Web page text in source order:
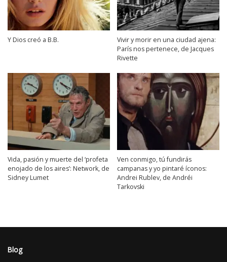
Y Dios creó a B.B.
Vivir y morir en una ciudad ajena:
París nos pertenece, de Jacques
Rivette
Vida, pasión y muerte del ‘profeta
enojado de los aires’: Network, de
Sidney Lumet
Ven conmigo, tú fundirás
campanas y yo pintaré íconos:
Andrei Rublev, de Andréi
Tarkovski
Blog